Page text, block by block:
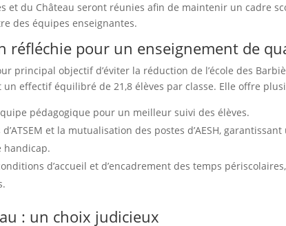
et du Château seront réunies afin de maintenir un cadre
des équipes enseignantes.
réfléchie pour un enseignement de
principal objectif d’éviter la réduction de l’école des
effectif équilibré de 21,8 élèves par classe. Elle offre
pédagogique pour un meilleur suivi des élèves.
et la mutualisation des postes d’AESH,
handicap.
d’accueil et d’encadrement des temps
: un choix judicieux